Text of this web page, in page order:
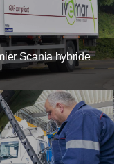
Scania hybride